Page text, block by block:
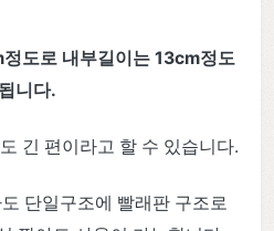
도로 내부길이는 13cm정도
됩니다.
긴 편이라고 할 수 있습니다.
단일구조에 빨래판 구조로